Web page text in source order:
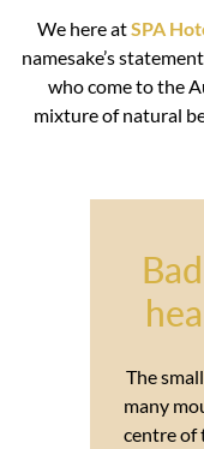
We here atSPA
namesake’s
who come to the
mixture of natural
The
many
centre of